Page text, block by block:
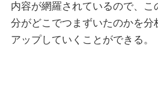
内容が網羅されているので、こ
分がどこでつまずいたのかを分
アップしていくことができる。